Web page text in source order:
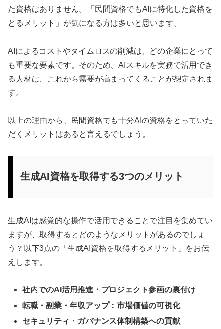
た資格はありません。「民間資格でもAIに特化した資格を
とるメリット」が気になる方は多いと思います。
AIによるコストやタイムロスの削減は、どの企業にとって
も重要な要素です。そのため、AIスキルを実務で活用でき
る人材は、これから需要が高まってくることが想定されま
す。
以上の理由から、民間資格でも十分AIの資格をとっていた
だくメリットはあると言えるでしょう。
生成AI資格を取得する3つのメリット
生成AIは感覚的な操作で活用できることで注目を集めてい
ますが、取得するとどのようなメリットがあるのでしょ
う？以下3点の「生成AI資格を取得するメリット」をお伝
えします。
社内でのAI活用推進・プロジェクト参画の裏付け
転職・副業・年収アップ：市場価値の可視化
セキュリティ・ガバナンス体制構築への貢献